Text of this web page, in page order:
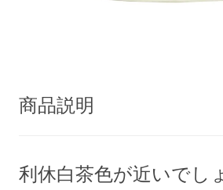
商品説明
利休白茶色が近いでし